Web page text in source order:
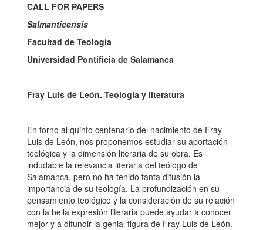
CALL FOR PAPERS
Salmanticensis
Facultad de Teología
Universidad Pontificia de Salamanca
Fray Luis de León. Teología y literatura
En torno al quinto centenario del nacimiento de Fray
Luis de León, nos proponemos estudiar su aportación
teológica y la dimensión literaria de su obra. Es
indudable la relevancia literaria del teólogo de
Salamanca, pero no ha tenido tanta difusión la
importancia de su teología. La profundización en su
pensamiento teológico y la consideración de su relación
con la bella expresión literaria puede ayudar a conocer
mejor y a difundir la genial figura de Fray Luis de León.